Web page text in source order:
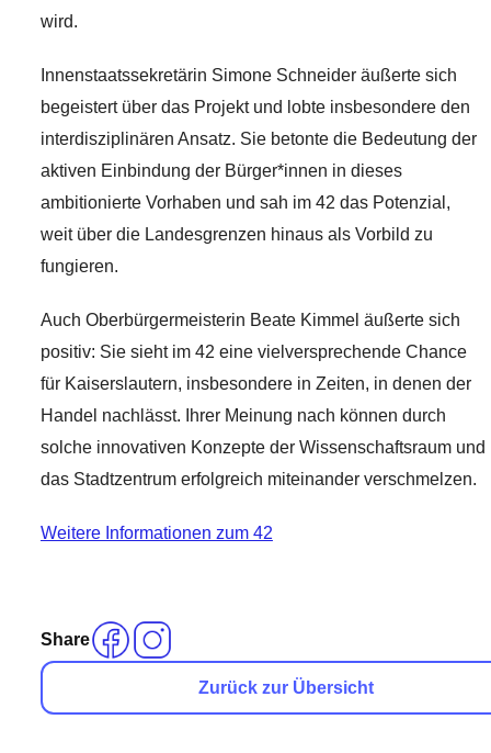
wird.
Innenstaatssekretärin Simone Schneider äußerte sich
begeistert über das Projekt und lobte insbesondere den
interdisziplinären Ansatz. Sie betonte die Bedeutung der
aktiven Einbindung der Bürger*innen in dieses
ambitionierte Vorhaben und sah im 42 das Potenzial,
weit über die Landesgrenzen hinaus als Vorbild zu
fungieren.
Auch Oberbürgermeisterin Beate Kimmel äußerte sich
positiv: Sie sieht im 42 eine vielversprechende Chance
für Kaiserslautern, insbesondere in Zeiten, in denen der
Handel nachlässt. Ihrer Meinung nach können durch
solche innovativen Konzepte der Wissenschaftsraum und
das Stadtzentrum erfolgreich miteinander verschmelzen.
Weitere Informationen zum 42
Share
Zurück zur Übersicht